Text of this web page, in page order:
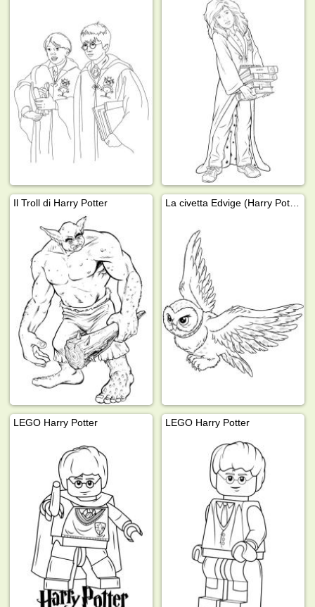
Il Troll di Harry Potter
LEGO Harry Potter LEGO Harry Potter